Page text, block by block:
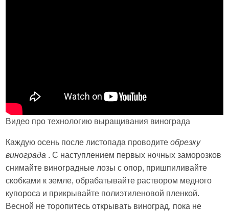
Видео про технологию выращивания винограда
Каждую осень после листопада проводитеобрезку
винограда . С наступлением первых ночных заморозков
снимайте виноградные лозы с опор, пришпиливайте
скобками к земле, обрабатывайте раствором медного
купороса и прикрывайте полиэтиленовой пленкой.
Весной не торопитесь открывать виноград, пока не